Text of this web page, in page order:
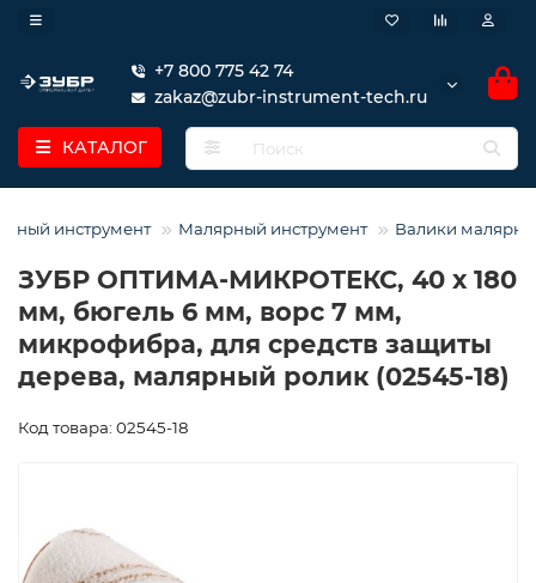
+7 800 775 42 74
zakaz@zubr-instrument-tech.ru
КАТАЛОГ
инструмент Малярный инструмент Валики
ЗУБР ОПТИМА-МИКРОТЕКС, 40 х 180
мм, бюгель 6 мм, ворс 7 мм,
микрофибра, для средств защиты
дерева, малярный ролик (02545-18)
Код товара: 02545-18